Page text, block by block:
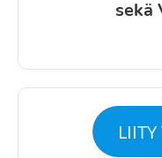
sekä
LIITY